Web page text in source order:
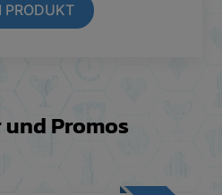
PRODUKT
Promos